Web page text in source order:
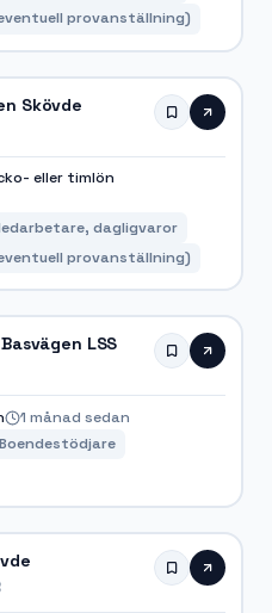
provanställning)
Skövde
eller timlön
dagligvaror
provanställning)
LSS
1 månad sedan